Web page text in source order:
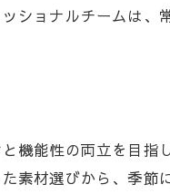
ショナルチームは
機能性の両立を目
素材選びから、季